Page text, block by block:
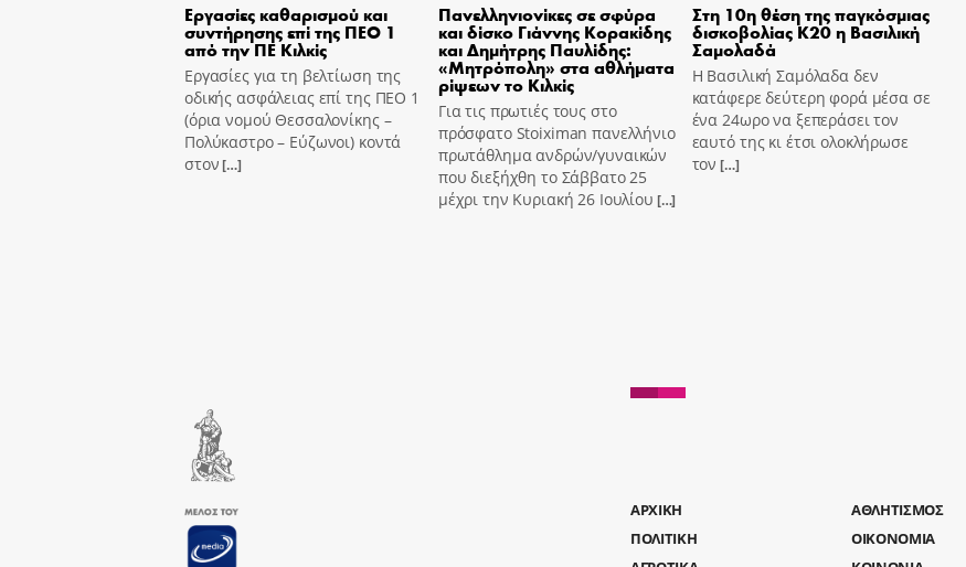
Εργασίες καθαρισμού και
συντήρησης επί της ΠΕΟ 1
από την ΠΕ Κιλκίς
Εργασίες για τη βελτίωση της
οδικής ασφάλειας επί της ΠΕΟ 1
(όρια νομού Θεσσαλονίκης –
Πολύκαστρο – Εύζωνοι) κοντά
στον[…]
Πανελληνιονίκες σε σφύρα
και δίσκο Γιάννης Κορακίδης
και Δημήτρης Παυλίδης:
«Μητρόπολη» στα αθλήματα
ρίψεων το Κιλκίς
Για τις πρωτιές τους στο
πρόσφατο Stoiximan πανελλήνιο
πρωτάθλημα ανδρών/γυναικών
που διεξήχθη το Σάββατο 25
μέχρι την Κυριακή 26 Ιουλίου […]
Στη 10η θέση της παγκόσμιας
δισκοβολίας Κ20 η Βασιλική
Σαμολαδά
Η Βασιλική Σαμόλαδα δεν
κατάφερε δεύτερη φορά μέσα σε
ένα 24ωρο να ξεπεράσει τον
εαυτό της κι έτσι ολοκλήρωσε
τον […]
AΡΧΙΚΗ
ΑΘΛΗΤΙΣΜΟΣ
ΠΟΛΙΤΙΚΗ
ΟΙΚΟΝΟΜΙΑ